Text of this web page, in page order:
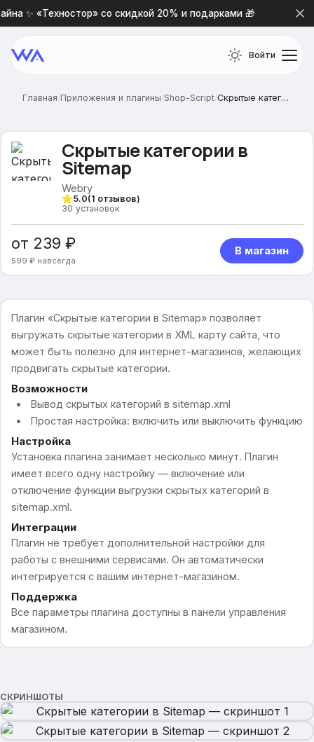
✨ «Техностор» со скидкой 20% и подарками 🎁
Войти
Главная/Приложения и плагины/Shop-Script/ Скрытые категории в Sitemap
Скрытые категории в
Sitemap
Webry
5.0(1 отзывов)
30 установок
от 239 ₽
599 ₽ навсегда
В магазин
Плагин «Скрытые категории в Sitemap» позволяет
выгружать скрытые категории в XML карту сайта, что
может быть полезно для интернет-магазинов, желающих
продвигать скрытые категории.
Возможности
Вывод скрытых категорий в sitemap.xml
Простая настройка: включить или выключить функцию
Настройка
Установка плагина занимает несколько минут. Плагин
имеет всего одну настройку — включение или
отключение функции выгрузки скрытых категорий в
sitemap.xml.
Интеграции
Плагин не требует дополнительной настройки для
работы с внешними сервисами. Он автоматически
интегрируется с вашим интернет-магазином.
Поддержка
Все параметры плагина доступны в панели управления
магазином.
СКРИНШОТЫ